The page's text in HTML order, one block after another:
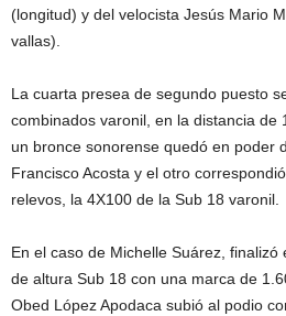
(longitud) y del velocista Jesús Mario
vallas).
La cuarta presea de segundo puesto
combinados varonil, en la distancia de
un bronce sonorense quedó en poder
Francisco Acosta y el otro
relevos, la 4X100 de la Sub 18 varonil.
En el caso de Michelle Suárez,
de altura Sub 18 con una marca de
Obed López Apodaca subió al podio